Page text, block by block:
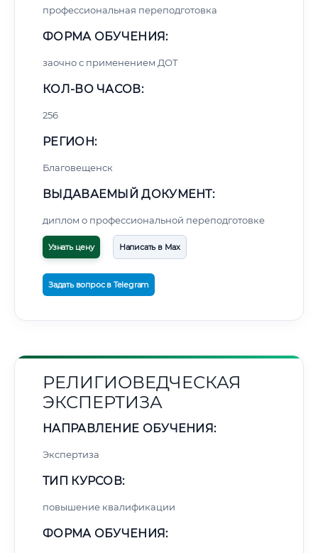
профессиональная переподготовка
ФОРМА ОБУЧЕНИЯ:
заочно с применением ДОТ
КОЛ-ВО ЧАСОВ:
256
РЕГИОН:
Благовещенск
ВЫДАВАЕМЫЙ ДОКУМЕНТ:
диплом о профессиональной переподготовке
Узнать цену Написать в Max
Задать вопрос в Telegram
РЕЛИГИОВЕДЧЕСКАЯ
ЭКСПЕРТИЗА
НАПРАВЛЕНИЕ ОБУЧЕНИЯ:
Экспертиза
ТИП КУРСОВ:
повышение квалификации
ФОРМА ОБУЧЕНИЯ: